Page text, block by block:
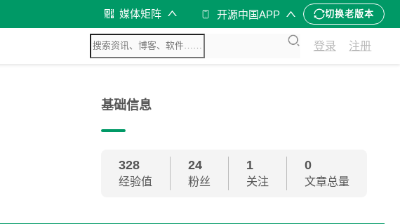
媒体矩阵 开源中国APP 切换老版本
登录 注册
基础信息
328
经验值
24
粉丝
1
关注
0
文章总量